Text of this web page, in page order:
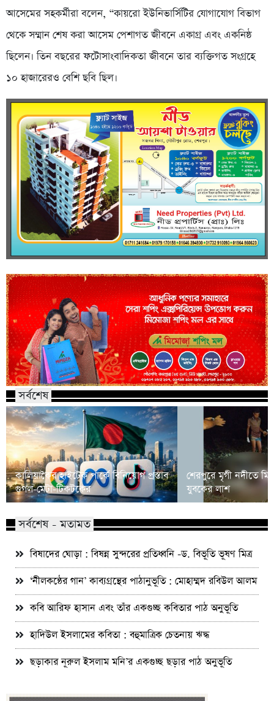
আসেমের সহকর্মীরা বলেন, “কায়রো ইউনিভার্সিটির যোগাযোগ বিভাগ
থেকে সম্মান শেষ করা আসেম পেশাগত জীবনে একাগ্র এবং একনিষ্ঠ
ছিলেন। তিন বছরের ফটোসাংবাদিকতা জীবনে তার ব্যক্তিগত সংগ্রহে
১০ হাজারেরও বেশি ছবি ছিল।
সর্বশেষ
কালিয়াকৈর হাইটেক পার্কে বিনিয়োগ প্রস্তাব
গুগল-মেটা-টিকটকের
শেরপুরে মৃগী নদীতে
যুবকের লাশ
সর্বশেষ - মতামত
বিষাদের ঘোড়া : বিষন্ন সুন্দরের প্রতিধ্বনি -ড. বিভূতি ভূষণ মিত্র
‘নীলকন্ঠের গান’ কাব্যগ্রন্থের পাঠানুভূতি : মোহাম্মদ রবিউল আলম
কবি আরিফ হাসান এবং তাঁর একগুচ্ছ কবিতার পাঠ অনুভূতি
হাদিউল ইসলামের কবিতা : বহুমাত্রিক চেতনায় ঋদ্ধ
ছড়াকার নূরুল ইসলাম মনি’র একগুচ্ছ ছড়ার পাঠ অনুভূতি